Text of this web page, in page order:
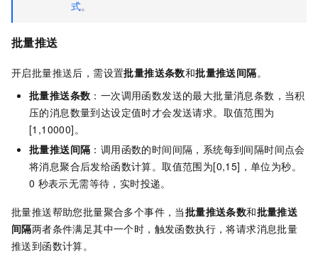
式。
批量推送
开启批量推送后，需设置批量推送条数和批量推送间隔。
批量推送条数 ：一次调用函数发送的最大批量消息条数，当积
压的消息数量到达设定值时才会发送请求。取值范围为
[1,10000]。
批量推送间隔 ：调用函数的时间间隔，系统每到间隔时间点会
将消息聚合后发给函数计算。取值范围为[0,15]，单位为秒。
0 秒表示无需等待，实时投递。
批量推送帮助您批量聚合多个事件，当批量推送条数和批量推送
间隔两者条件满足其中一个时，触发函数执行，将请求消息批量
推送到函数计算。